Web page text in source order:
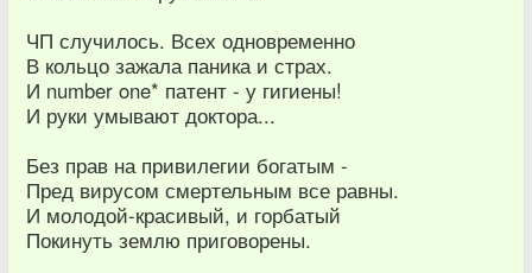
ЧП случилось. Всех одновременно
В кольцо зажала паника и страх.
И number one* патент - у гигиены!
И руки умывают доктора...
Без прав на привилегии богатым -
Пред вирусом смертельным все равны.
И молодой-красивый, и горбатый
Покинуть землю приговорены.